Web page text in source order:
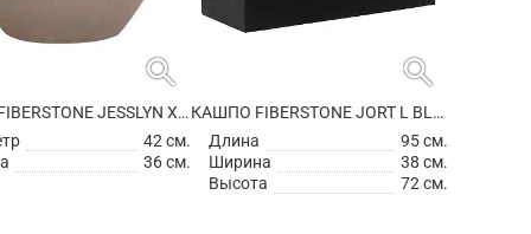
search
КАШПО FIBERSTONE JESSLYN XS, TAUPE
42 см.
36 см.
search
КАШПО FIBERSTONE JORT L BLACK
Длина
95 см.
Ширина
38 см.
Высота
72 см.